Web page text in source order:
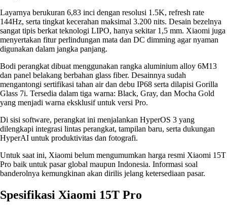
Layarnya berukuran 6,83 inci dengan resolusi 1.5K, refresh rate
144Hz, serta tingkat kecerahan maksimal 3.200 nits. Desain bezelnya
sangat tipis berkat teknologi LIPO, hanya sekitar 1,5 mm. Xiaomi juga
menyertakan fitur perlindungan mata dan DC dimming agar nyaman
digunakan dalam jangka panjang.
Bodi perangkat dibuat menggunakan rangka aluminium alloy 6M13
dan panel belakang berbahan glass fiber. Desainnya sudah
mengantongi sertifikasi tahan air dan debu IP68 serta dilapisi Gorilla
Glass 7i. Tersedia dalam tiga warna: Black, Gray, dan Mocha Gold
yang menjadi warna eksklusif untuk versi Pro.
Di sisi software, perangkat ini menjalankan HyperOS 3 yang
dilengkapi integrasi lintas perangkat, tampilan baru, serta dukungan
HyperAI untuk produktivitas dan fotografi.
Untuk saat ini, Xiaomi belum mengumumkan harga resmi Xiaomi 15T
Pro baik untuk pasar global maupun Indonesia. Informasi soal
banderolnya kemungkinan akan dirilis jelang ketersediaan pasar.
Spesifikasi Xiaomi 15T Pro